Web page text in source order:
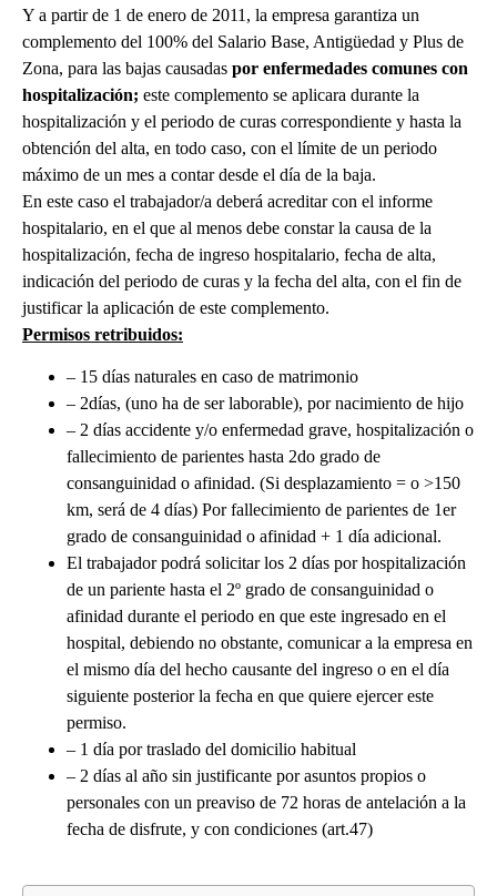
Y a partir de 1 de enero de 2011, la empresa garantiza un
complemento del 100% del Salario Base, Antigüedad y Plus de
Zona, para las bajas causadas por enfermedades comunes con
hospitalización; este complemento se aplicara durante la
hospitalización y el periodo de curas correspondiente y hasta la
obtención del alta, en todo caso, con el límite de un periodo
máximo de un mes a contar desde el día de la baja.
En este caso el trabajador/a deberá acreditar con el informe
hospitalario, en el que al menos debe constar la causa de la
hospitalización, fecha de ingreso hospitalario, fecha de alta,
indicación del periodo de curas y la fecha del alta, con el fin de
justificar la aplicación de este complemento.
Permisos retribuidos:
– 15 días naturales en caso de matrimonio
– 2días, (uno ha de ser laborable), por nacimiento de hijo
– 2 días accidente y/o enfermedad grave, hospitalización o
fallecimiento de parientes hasta 2do grado de
consanguinidad o afinidad. (Si desplazamiento = o >150
km, será de 4 días) Por fallecimiento de parientes de 1er
grado de consanguinidad o afinidad + 1 día adicional.
El trabajador podrá solicitar los 2 días por hospitalización
de un pariente hasta el 2º grado de consanguinidad o
afinidad durante el periodo en que este ingresado en el
hospital, debiendo no obstante, comunicar a la empresa en
el mismo día del hecho causante del ingreso o en el día
siguiente posterior la fecha en que quiere ejercer este
permiso.
– 1 día por traslado del domicilio habitual
– 2 días al año sin justificante por asuntos propios o
personales con un preaviso de 72 horas de antelación a la
fecha de disfrute, y con condiciones (art.47)